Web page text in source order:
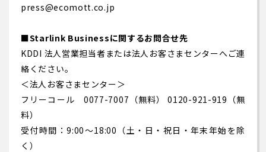
press@ecomott.co.jp
■Starlink Businessに関するお問合せ先
KDDI 法人営業担当者または法人お客さまセンターへご連
絡ください。
＜法人お客さまセンター＞
フリーコール 0077-7007（無料） 0120-921-919（無
料）
受付時間：9:00～18:00（土・日・祝日・年末年始を除
く）